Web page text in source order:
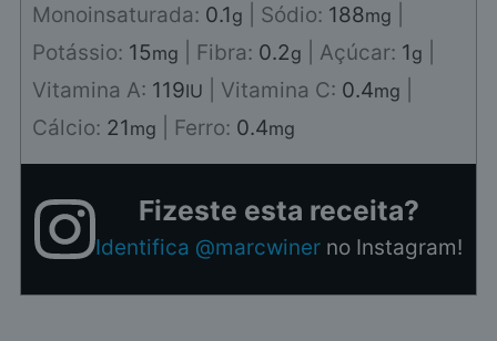
Monoinsaturada: 0.1g Sódio: 188mg
Potássio: 15mg Fibra: 0.2g Açúcar: 1g
Vitamina A: 119IU Vitamina C: 0.4mg
Cálcio: 21mg Ferro: 0.4mg
Fizeste esta receita?
Identifica @marcwinerno Instagram!